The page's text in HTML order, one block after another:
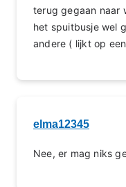
terug gegaan naar
het spuitbusje wel
andere ( lijkt op
elma12345
Nee, er mag niks